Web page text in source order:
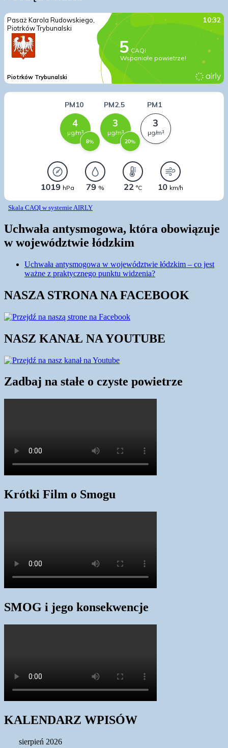
Skala CAQI w systemie AIRLY
Uchwała antysmogowa, która obowiązuje
w województwie łódzkim
Uchwała antysmogowa w województwie łódzkim – co jest
ważne z praktycznego punktu widzenia?
NASZA STRONA NA FACEBOOK
NASZ KANAŁ NA YOUTUBE
Zadbaj na stałe o czyste powietrze
Krótki Film o Smogu
SMOG i jego konsekwencje
KALENDARZ WPISÓW
sierpień 2026